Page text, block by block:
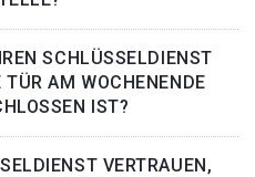
SCHLÜSSELDIENST
AM WOCHENENDE
IST?
VERTRAUEN,